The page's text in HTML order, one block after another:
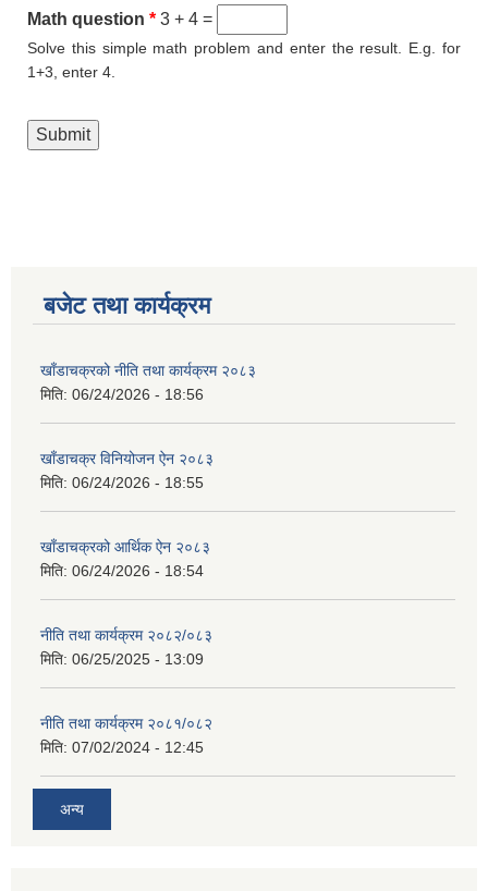
Math question * 3 + 4 =
Solve this simple math problem and enter the result. E.g. for
1+3, enter 4.
बजेट तथा कार्यक्रम
खाँडाचक्रको नीति तथा कार्यक्रम २०८३
मिति: 06/24/2026 - 18:56
खाँडाचक्र विनियोजन ऐन २०८३
मिति: 06/24/2026 - 18:55
खाँडाचक्रको आर्थिक ऐन २०८३
मिति: 06/24/2026 - 18:54
नीति तथा कार्यक्रम २०८२/०८३
मिति: 06/25/2025 - 13:09
नीति तथा कार्यक्रम २०८१/०८२
मिति: 07/02/2024 - 12:45
अन्य